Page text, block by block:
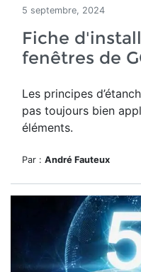
5 septembre, 2024
Fiche
fenêtres de
Les principes
pas toujours bien
éléments.
Par : André Fauteux